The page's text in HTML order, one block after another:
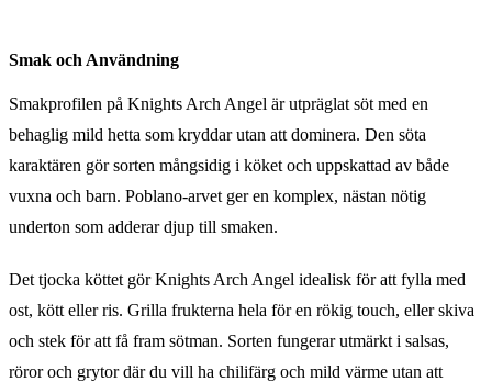
Smak och Användning
Smakprofilen på Knights Arch Angel är utpräglat söt med en
behaglig mild hetta som kryddar utan att dominera. Den söta
karaktären gör sorten mångsidig i köket och uppskattad av både
vuxna och barn. Poblano-arvet ger en komplex, nästan nötig
underton som adderar djup till smaken.
Det tjocka köttet gör Knights Arch Angel idealisk för att fylla med
ost, kött eller ris. Grilla frukterna hela för en rökig touch, eller skiva
och stek för att få fram sötman. Sorten fungerar utmärkt i salsas,
röror och grytor där du vill ha chilifärg och mild värme utan att